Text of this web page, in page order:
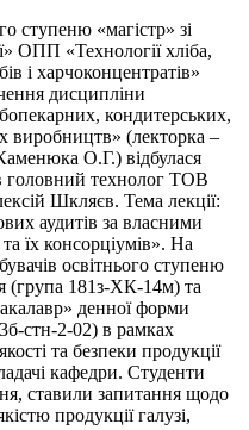
ступеню «магістр» зі
ОПП «Технології хліба,
і харчоконцентратів»
дисципліни
кондитерських,
виробництв» (лекторка –
О.Г.) відбулася
головний технолог ТОВ
Шкляєв. Тема лекції:
аудитів за власними
їх консорціумів». На
освітнього ступеню
(група 181з-ХК-14м) та
денної форми
стн-2-02) в рамках
та безпеки продукції
кафедри. Студенти
ставили запитання щодо
продукції галузі,